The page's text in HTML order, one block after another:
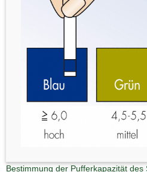
Bestimmung der Pufferkapazität des